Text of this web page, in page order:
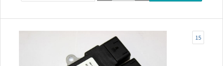
15